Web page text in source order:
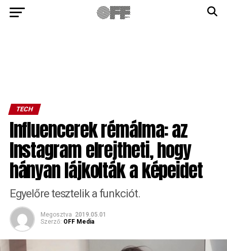
TECH
Influencerek rémálma: az
Instagram elrejtheti, hogy
hányan lájkolták a képeidet
Egyelőre tesztelik a funkciót.
Megosztva 2019.05.01
Szerző: OFF Media